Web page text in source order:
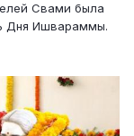
Свами была
Дня Ишвараммы.